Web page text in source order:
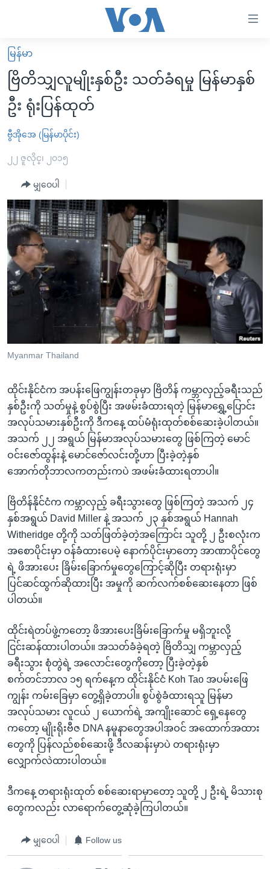
လွယ်ကူ
စေ
သည့်
Link
များ
ပင်မ
ကျော်
ကြည့်
ပင်မ
အ
ညွန်း
ကြည့်
ရှာဖွေ
ရန်
နေရာ
သို့
ကျော်
ရန်
မူလစာမျက်နှာ
မြန်မာ
ကမ္ဘာ့သတင်းများ
နိုင်ငံတကာ
အစ္စရေး-ပါလက်စတိုင်း
ဗွီဒီယို
အင်္ဂလိပ်စာလေ့လာမယ်
အမေရိကန်သုံးအီဒီယံ
မကြေးမုံရဲ့ အင်္ဂလိပ်စာ
ရုပ်ရှင်ထဲက အင်္ဂလိပ်စာ
သုတပဒေသာ အင်္ဂလိပ်စာ
အပတ်စဉ်ကဏ္ဍများ
ရေဒီယို
တီဗွီ
ရေဒီယိုနှင့်ရုပ်သံ အချက်အလက်များ
ရေဒီယို/တီဗွီအစီအစဉ်
Learning English
ဗွီအိုအေ လူမှုကွန်ယက်များ
ဘာသာစကားများ
မြန်မာ
ဗြိတိသျှလူမျိုးနှစ်ဦး သတ်ခံရမှု မြန်မာနှစ်
ဦး ရုံးပြန်ထုတ်
ဗွီအိုအေ (မြန်မာပိုင်း)
၂၂ ဇူလိုင္၊ ၂၀၁၅
မျှဝေပါ
Myanmar Thailand
ထိုင်းနိုင်ငံက အပန်းဖြေကျွန်းတခုမှာ ဗြိတိန် ကမ္ဘာလှည့်ခရီးသည်
နှစ်ဦးကို သတ်မှုနဲ့ စွပ်စွဲပြီး အဖမ်းခံထားရတဲ့ မြန်မာရွှေ့ပြောင်း
အလုပ်သမားနှစ်ဦးကို ဒီကနေ့ ထပ်မံရုံးထုတ်စစ်ဆေးခဲ့ပါတယ်။
အသက် ၂၂ အရွယ် မြန်မာအလုပ်သမားတွေ ဖြစ်ကြတဲ့ မောင်
ဝင်းဇော်ထွန်းနဲ့ မောင်ဇော်လင်းတို့ဟာ ပြီးခဲ့တဲ့နှစ်
အောက်တိုဘာလကတည်းကပဲ အဖမ်းခံထားရတာပါ။
ဗြိတိန်နိုင်ငံက ကမ္ဘာလှည့် ခရီးသွားတွေ ဖြစ်ကြတဲ့ အသက် ၂၄
နှစ်အရွယ် David Miller နဲ့ အသက် ၂၃ နှစ်အရွယ် Hannah
Witheridge တို့ကို သတ်ဖြတ်ခဲ့တဲ့အကြောင်း သူတို့ ၂ ဦးစလုံးက
အစောပိုင်းမှာ ဝန်ခံထားပေမဲ့ နောက်ပိုင်းမှာတော့ အာဏာပိုင်တွေ
ရဲ့ ဖိအားပေး ခြိမ်းခြောက်မှုတွေကြောင့်ဆိုပြီး တရားရုံးမှာ
ပြင်ဆင်ထွက်ဆိုထားပြီး အမှုကို ဆက်လက်စစ်ဆေးနေတာ ဖြစ်
ပါတယ်။
ထိုင်းရဲတပ်ဖွဲ့ကတော့ ဖိအားပေးခြိမ်းခြောက်မှု မရှိဘူးလို့
ငြင်းဆန်ထားပါတယ်။ အသတ်ခံခဲ့ရတဲ့ ဗြိတိသျှ ကမ္ဘာလှည့်
ခရီးသွား စုံတွဲရဲ့ အလောင်းတွေကိုတော့ ပြီးခဲ့တဲ့နှစ်
စက်တင်ဘာလ ၁၅ ရက်နေ့က ထိုင်းနိုင်ငံ Koh Tao အပမ်းဖြေ
ကျွန်း ကမ်းခြေမှာ တွေ့ရှိခဲ့တာပါ။ စွပ်စွဲခံထားရသူ မြန်မာ
အလုပ်သမား လူငယ် ၂ ယောက်ရဲ့ အကျိုးဆောင် ရှေ့နေတွေ
ကတော့ မျိုးရိုးဗီဇ DNA နမူနာတွေအပါအဝင် အထောက်အထား
တွေကို ပြန်လည်စစ်ဆေးဖို့ ဒီလဆန်းမှာပဲ တရားရုံးမှာ
လျှောက်လဲထားပါတယ်။
ဒီကနေ့ တရားရုံးထုတ် စစ်ဆေးရာမှာတော့ သူတို့ ၂ ဦးရဲ့ မိသားစု
တွေကလည်း လာရောက်တွေ့ဆုံခဲ့ကြပါတယ်။
မျှဝေပါ Follow us